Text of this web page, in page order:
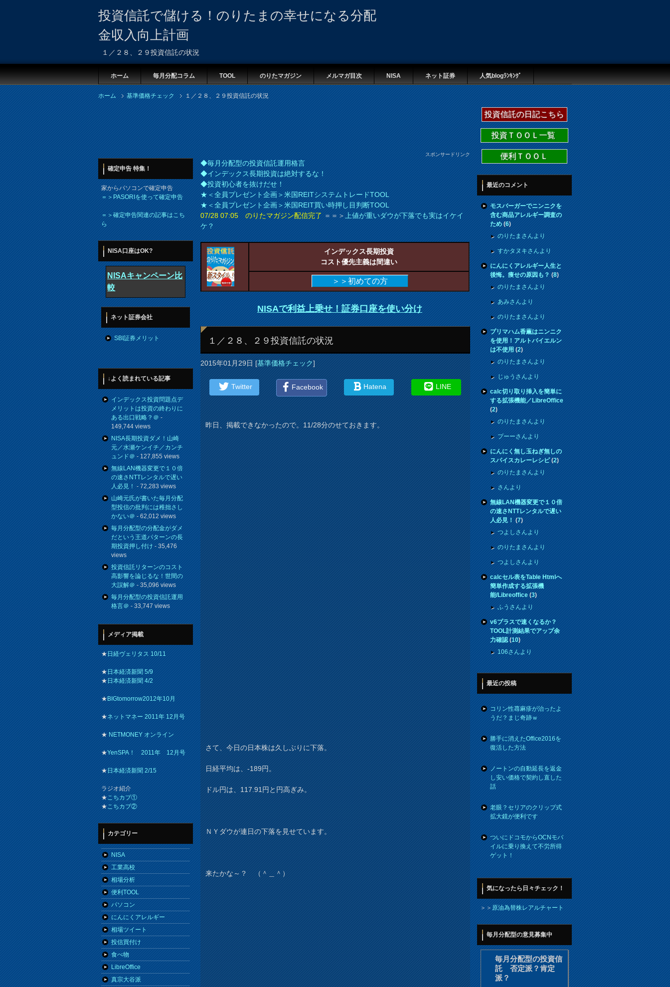
投資信託で儲ける！のりたまの幸せになる分配
金収入向上計画
１／２８、２９投資信託の状況
ホーム 毎月分配コラム TOOL のりたマガジン メルマガ目次 NISA ネット証券 人気blogﾗﾝｷﾝｸﾞ
ホーム 基準価格チェック １／２８、２９投資信託の状況
スポンサードリンク
◆毎月分配型の投資信託運用格言
◆インデックス長期投資は絶対するな！
◆投資初心者を抜けだせ！
★＜全員プレゼント企画＞米国REITシステムトレードTOOL
★＜全員プレゼント企画＞米国REIT買い時押し目判断TOOL
07/28 07:05 のりたマガジン配信完了＝＝＞上値が重いダウが下落でも実はイケイ
ケ？
インデックス長期投資
コスト優先主義は間違い
＞＞初めての方
NISAで利益上乗せ！証券口座を使い分け
１／２８、２９投資信託の状況
2015年01月29日[基準価格チェック]
Twitter Facebook Hatena LINE
昨日、掲載できなかったので。11/28分のせておきます。
さて、今日の日本株は久しぶりに下落。
日経平均は、-189円。
ドル円は、117.91円と円高ぎみ。
ＮＹダウが連日の下落を見せています。
来たかな～？ （＾＿＾）
確定申告 特集！
家からパソコンで確定申告
＝＞PASORIを使って確定申告
＝＞確定申告関連の記事はこち
ら
NISA口座はOK?
NISAキャンペーン比
較
ネット証券会社
SBI証券メリット
↓よく読まれている記事
インデックス投資問題点デ
メリットは投資の終わりに
ある出口戦略？＠-
149,744 views
NISA長期投資ダメ！山崎
元／水瀬ケンイチ／カンチ
ュンド＠- 127,855 views
無線LAN機器変更で１０倍
の速さNTTレンタルで遅い
人必見！- 72,283 views
山崎元氏が書いた毎月分配
型投信の批判には稚拙さし
かない＠- 62,012 views
毎月分配型の分配金がダメ
だという王道パターンの長
期投資押し付け- 35,476
views
投資信託リターンのコスト
高影響を論じるな！世間の
大誤解＠- 35,096 views
毎月分配型の投資信託運用
格言＠- 33,747 views
メディア掲載
★日経ヴェリタス 10/11
★日本経済新聞 5/9
★日本経済新聞 4/2
★BIGtomorrow2012年10月
★ネットマネー 2011年 12月号
★NETMONEY オンライン
★YenSPA！ 2011年 12月号
★日本経済新聞 2/15
ラジオ紹介
★こちカブ①
★こちカブ②
カテゴリー
NISA
工業高校
相場分析
便利TOOL
パソコン
にんにくアレルギー
相場ツイート
投信買付け
食べ物
LibreOffice
真宗大谷派
投資信託の日記こちら
投資ＴＯＯＬ一覧
便利ＴＯＯＬ
最近のコメント
モスバーガーでニンニクを
含む商品アレルギー調査の
ため(6)
のりたまさんより
すかタヌキさんより
にんにくアレルギー人生と
後悔。痩せの原因も？(8)
のりたまさんより
あみさんより
のりたまさんより
プリマハム香薫はニンニク
を使用！アルトバイエルン
は不使用(2)
のりたまさんより
じゅうさんより
calc切り取り挿入を簡単に
する拡張機能／LibreOffice
(2)
のりたまさんより
プーーさんより
にんにく無し玉ねぎ無しの
スパイスカレーレシピ(2)
のりたまさんより
さんより
無線LAN機器変更で１０倍
の速さNTTレンタルで遅い
人必見！(7)
つよしさんより
のりたまさんより
つよしさんより
calcセル表をTable Htmlへ
簡単作成する拡張機
能/Libreoffice(3)
ふうさんより
v6プラスで速くなるか？
TOOL計測結果でアップ余
力確認(10)
106さんより
最近の投稿
コリン性蕁麻疹が治ったよ
うだ？まじ奇跡ｗ
勝手に消えたOffice2016を
復活した方法
ノートンの自動延長を返金
し安い価格で契約し直した
話
老眼？セリアのクリップ式
拡大鏡が便利です
ついにドコモからOCNモバ
イルに乗り換えて不労所得
ゲット！
気になったら日々チェック！
＞＞原油為替株レアルチャート
毎月分配型の意見募集中
毎月分配型の投資信
託 否定派？肯定
派？